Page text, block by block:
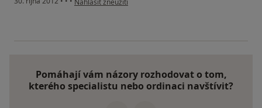
Nahlásit zneužití
Pomáhají vám názory rozhodovat o tom,
kterého specialistu nebo ordinaci navštívit?